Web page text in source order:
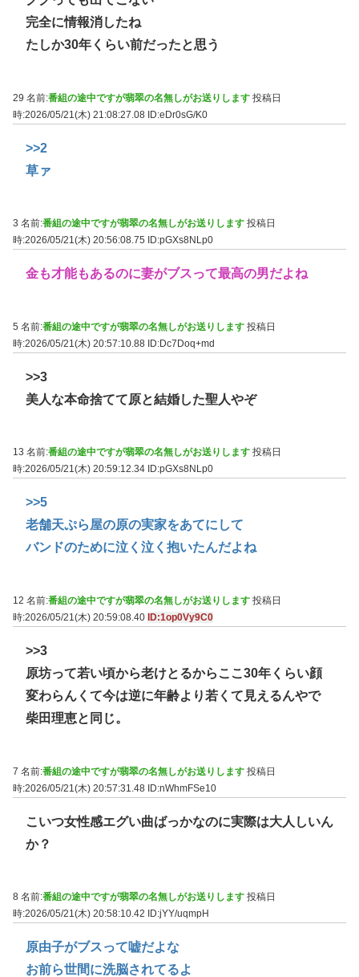
完全に情報消したね
たしか30年くらい前だったと思う
29 名前:番組の途中ですが翡翠の名無しがお送りします 投稿日
時:2026/05/21(木) 21:08:27.08 ID:eDr0sG/K0
>>2
草ァ
3 名前:番組の途中ですが翡翠の名無しがお送りします 投稿日
時:2026/05/21(木) 20:56:08.75
ID:pGXs8NLp0
金も才能もあるのに妻がブスって最高の男だよね
5 名前:番組の途中ですが翡翠の名無しがお送りします 投稿日
時:2026/05/21(木) 20:57:10.88 ID:Dc7Doq+md
>>3
美人な本命捨てて原と結婚した聖人やぞ
13 名前:番組の途中ですが翡翠の名無しがお送りします 投稿日
時:2026/05/21(木) 20:59:12.34 ID:pGXs8NLp0
>>5
老舗天ぷら屋の原の実家をあてにして
バンドのために泣く泣く抱いたんだよね
12 名前:番組の途中ですが翡翠の名無しがお送りします 投稿日
時:2026/05/21(木) 20:59:08.40 ID:1op0Vy9C0
>>3
原坊って若い頃から老けとるからここ30年くらい顔
変わらんくて今は逆に年齢より若くて見えるんやで
柴田理恵と同じ。
7 名前:番組の途中ですが翡翠の名無しがお送りします 投稿日
時:2026/05/21(木) 20:57:31.48 ID:nWhmFSe10
こいつ女性感エグい曲ばっかなのに実際は大人しいん
か？
8 名前:番組の途中ですが翡翠の名無しがお送りします 投稿日
時:2026/05/21(木) 20:58:10.42
ID:jYY/uqmpH
原由子がブスって嘘だよな
お前ら世間に洗脳されてるよ